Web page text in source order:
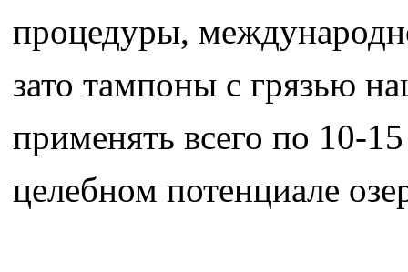
процедуры,
зато тампоны с грязью
применять всего по 10-
целебном потенциале